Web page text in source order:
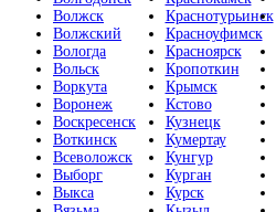
Волжск
Волжский
Вологда
Вольск
Воркута
Воронеж
Воскресенск
Воткинск
Всеволожск
Выборг
Выкса
Краснотурьинск
Красноуфимск
Красноярск
Кропоткин
Крымск
Кстово
Кузнецк
Кумертау
Кунгур
Курган
Курск